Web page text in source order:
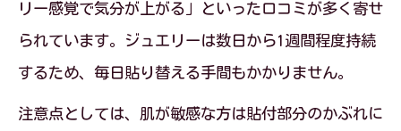
リー感覚で気分が上がる」といった口コミが多く寄せ
られています。ジュエリーは数日から1週間程度持続
するため、毎日貼り替える手間もかかりません。
注意点としては、肌が敏感な方は貼付部分のかぶれに